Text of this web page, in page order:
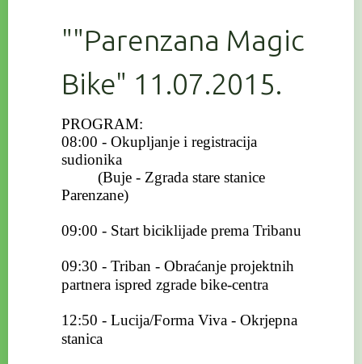
""Parenzana Magic
Bike" 11.07.2015.
PROGRAM:
08:00 - Okupljanje i registracija
sudionika
(Buje - Zgrada stare stanice
Parenzane)
09:00 - Start biciklijade prema Tribanu
09:30 - Triban - Obraćanje projektnih
partnera ispred zgrade bike-centra
12:50 - Lucija/Forma Viva - Okrjepna
stanica